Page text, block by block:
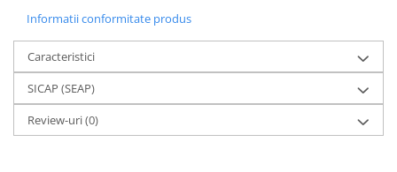
Informatii conformitate produs
Caracteristici
SICAP (SEAP)
Review-uri(0)